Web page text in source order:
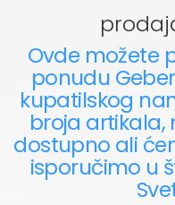
Ovde možete
ponudu
kupatilskog
broja artikala,
dostupno ali
isporučimo u